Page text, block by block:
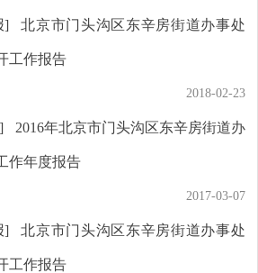
] 北京市门头沟区东辛房街道办事处
工作报告
2018-02-23
2016年北京市门头沟区东辛房街道办
作年度报告
2017-03-07
] 北京市门头沟区东辛房街道办事处
工作报告